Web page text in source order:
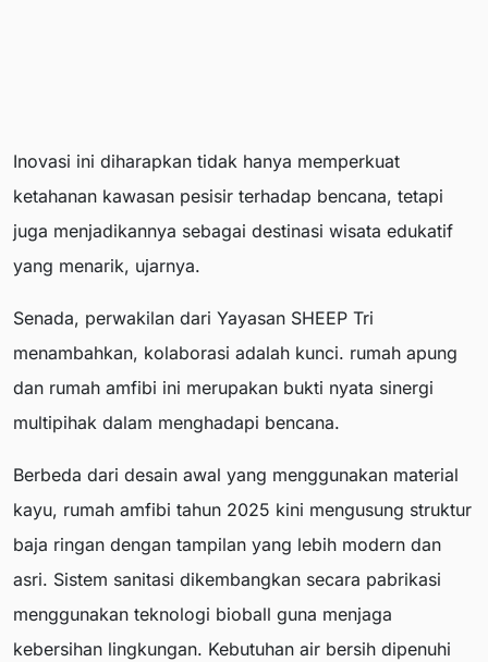
Inovasi ini diharapkan tidak hanya memperkuat
ketahanan kawasan pesisir terhadap bencana, tetapi
juga menjadikannya sebagai destinasi wisata edukatif
yang menarik, ujarnya.
Senada, perwakilan dari Yayasan SHEEP Tri
menambahkan, kolaborasi adalah kunci. rumah apung
dan rumah amfibi ini merupakan bukti nyata sinergi
multipihak dalam menghadapi bencana.
Berbeda dari desain awal yang menggunakan material
kayu, rumah amfibi tahun 2025 kini mengusung struktur
baja ringan dengan tampilan yang lebih modern dan
asri. Sistem sanitasi dikembangkan secara pabrikasi
menggunakan teknologi bioball guna menjaga
kebersihan lingkungan. Kebutuhan air bersih dipenuhi